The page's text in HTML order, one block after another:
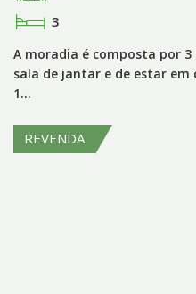
3
A moradia é composta por
sala de jantar e de estar em
1…
REVENDA